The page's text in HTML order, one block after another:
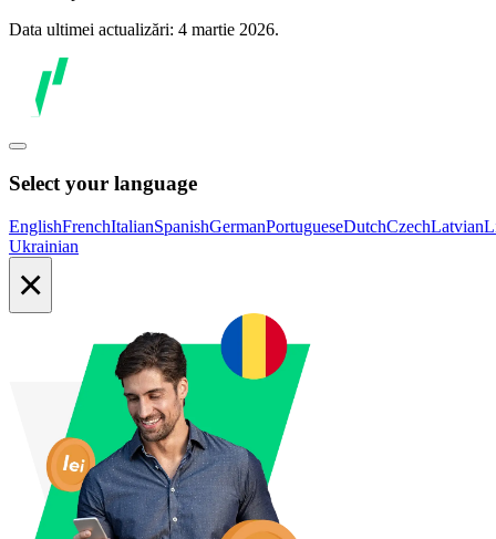
Data ultimei actualizări: 4 martie 2026.
Select your language
EnglishFrenchItalianSpanishGermanPortugueseDutchCzechLatvian
Ukrainian
×